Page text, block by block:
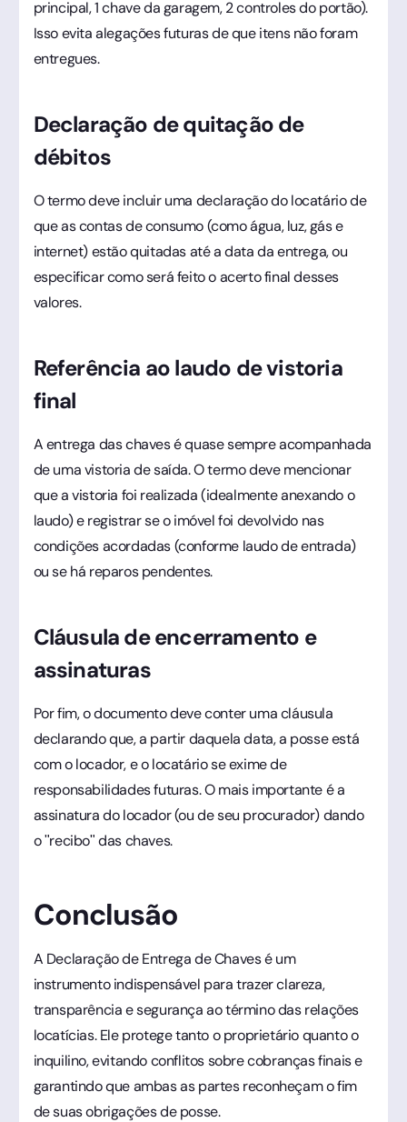
principal, 1 chave da garagem, 2 controles do portão).
Isso evita alegações futuras de que itens não foram
entregues.
Declaração de quitação de
débitos
O termo deve incluir uma declaração do locatário de
que as contas de consumo (como água, luz, gás e
internet) estão quitadas até a data da entrega, ou
especificar como será feito o acerto final desses
valores.
Referência ao laudo de vistoria
final
A entrega das chaves é quase sempre acompanhada
de uma vistoria de saída. O termo deve mencionar
que a vistoria foi realizada (idealmente anexando o
laudo) e registrar se o imóvel foi devolvido nas
condições acordadas (conforme laudo de entrada)
ou se há reparos pendentes.
Cláusula de encerramento e
assinaturas
Por fim, o documento deve conter uma cláusula
declarando que, a partir daquela data, a posse está
com o locador, e o locatário se exime de
responsabilidades futuras. O mais importante é a
assinatura do locador (ou de seu procurador) dando
o "recibo" das chaves.
Conclusão
A Declaração de Entrega de Chaves é um
instrumento indispensável para trazer clareza,
transparência e segurança ao término das relações
locatícias. Ele protege tanto o proprietário quanto o
inquilino, evitando conflitos sobre cobranças finais e
garantindo que ambas as partes reconheçam o fim
de suas obrigações de posse.